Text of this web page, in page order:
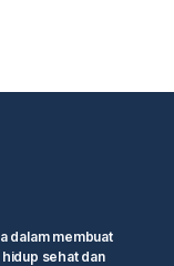
dalam membuat
sehat dan